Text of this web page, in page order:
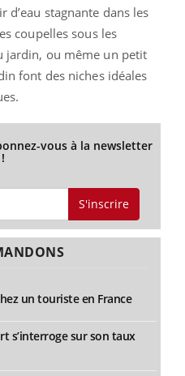
stagnante dans les
coupelles sous les
jardin, ou même un petit
font des niches idéales
vous à la newsletter
!
S'inscrire
un touriste en France
s’interroge sur son taux